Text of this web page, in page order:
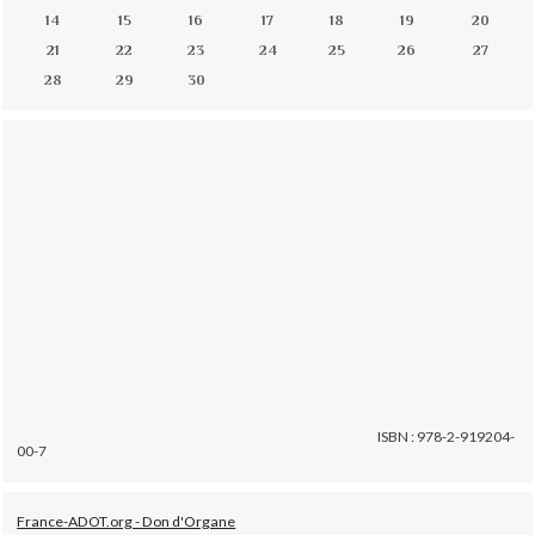
14
15 16 17 18 19
20
21
22 23 24 25 26
27
28
29 30
ISBN : 978-2-919204-
00-7
France-ADOT.org - Don d'Organe